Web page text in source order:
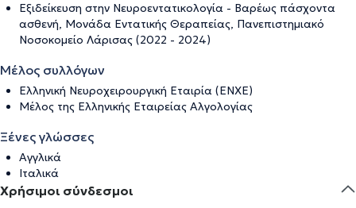
Εξιδείκευση στην Νευροεντατικολογία - Βαρέως πάσχοντα
ασθενή, Μονάδα Εντατικής Θεραπείας, Πανεπιστημιακό
Νοσοκομείο Λάρισας (2022 - 2024)
Μέλος συλλόγων
Ελληνική Νευροχειρουργική Εταιρία (ΕΝΧΕ)
Μέλος της Ελληνικής Εταιρείας Αλγολογίας
Ξένες γλώσσες
Αγγλικά
Ιταλικά
Χρήσιμοι σύνδεσμοι